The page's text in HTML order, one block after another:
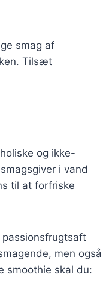
smag af
Tilsæt
og ikke-
i vand
til at forfriske
men også
smoothie skal du: